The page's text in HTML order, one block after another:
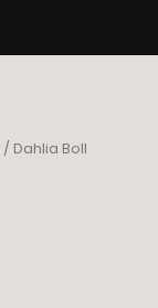
/ Dahlia Boll